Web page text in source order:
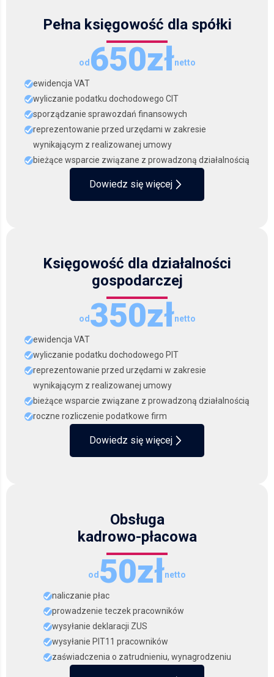
Pełna księgowość dla spółki
od650złnetto
ewidencja VAT
wyliczanie podatku dochodowego CIT
sporządzanie sprawozdań finansowych
reprezentowanie przed urzędami w zakresie
wynikającym z realizowanej umowy
bieżące wsparcie związane z prowadzoną działalnością
Dowiedz się więcej
Księgowość dla działalności
gospodarczej
od350złnetto
ewidencja VAT
wyliczanie podatku dochodowego PIT
reprezentowanie przed urzędami w zakresie
wynikającym z realizowanej umowy
bieżące wsparcie związane z prowadzoną działalnością
roczne rozliczenie podatkowe firm
Dowiedz się więcej
Obsługa
kadrowo-płacowa
od50złnetto
naliczanie płac
prowadzenie teczek pracowników
wysyłanie deklaracji ZUS
wysyłanie PIT11 pracowników
zaświadczenia o zatrudnieniu, wynagrodzeniu